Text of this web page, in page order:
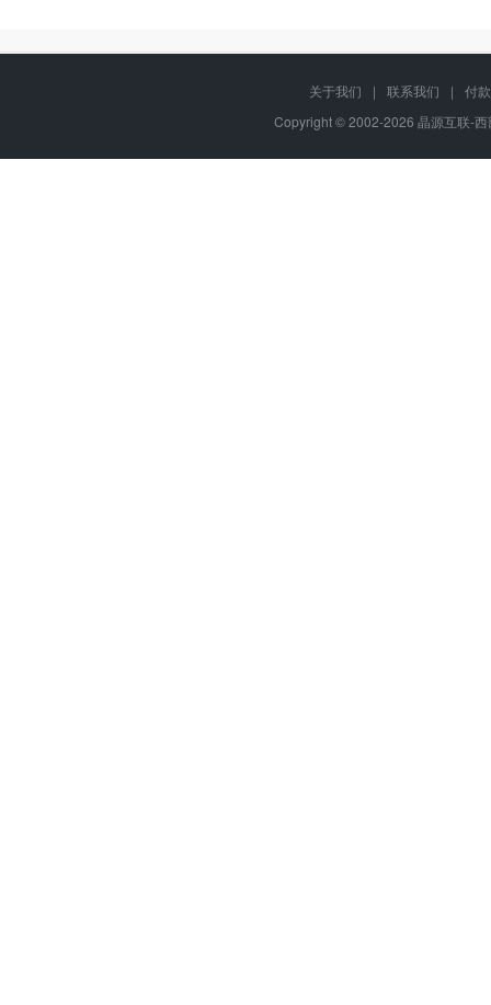
关于我们 | 联系我们 |
付
Copyright © 2002-2026 晶源互联-